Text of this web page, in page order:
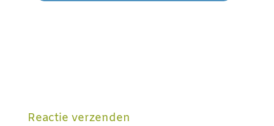
Reactie verzenden